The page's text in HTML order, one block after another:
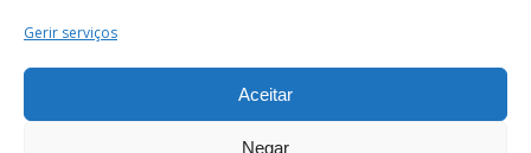
Gerir serviços
Aceitar
Negar
Termos e Condições
os direitos reservados.